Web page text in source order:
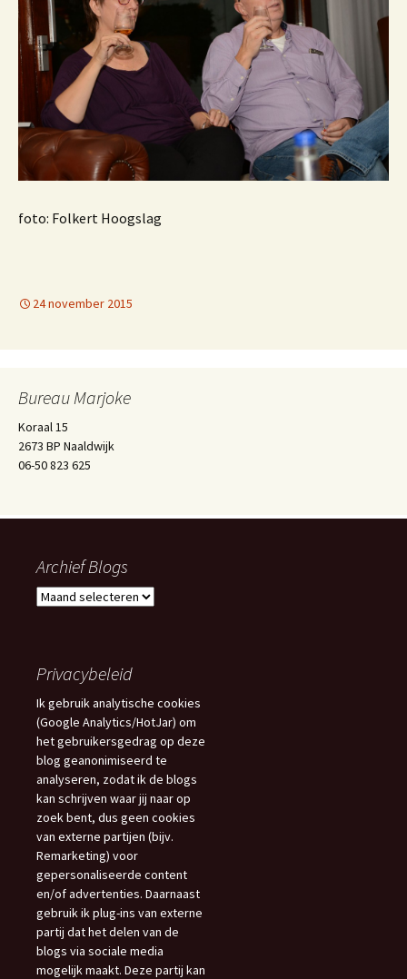
foto: Folkert Hoogslag
24 november 2015
Bureau Marjoke
Koraal 15
2673 BP Naaldwijk
06-50 823 625
Archief Blogs
Archief
Privacybeleid
Ik gebruik analytische cookies
(Google Analytics/HotJar) om
het gebruikersgedrag op deze
blog geanonimiseerd te
analyseren, zodat ik de blogs
kan schrijven waar jij naar op
zoek bent, dus geen cookies
van externe partijen (bijv.
Remarketing) voor
gepersonaliseerde content
en/of advertenties. Daarnaast
gebruik ik plug-ins van externe
partij dat het delen van de
blogs via sociale media
mogelijk maakt. Deze partij kan